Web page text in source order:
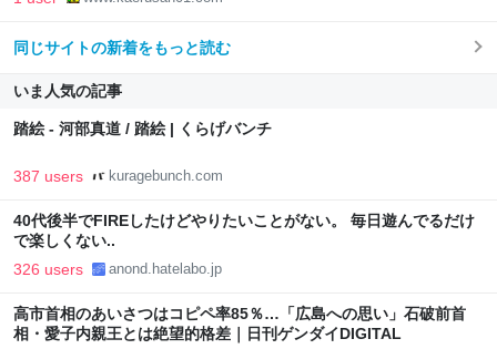
同じサイトの新着をもっと読む
いま人気の記事
踏絵 - 河部真道 / 踏絵 | くらげバンチ
387 users kuragebunch.com
40代後半でFIREしたけどやりたいことがない。 毎日遊んでるだけ
で楽しくない..
326 users anond.hatelabo.jp
高市首相のあいさつはコピペ率85％…「広島への思い」石破前首
相・愛子内親王とは絶望的格差｜日刊ゲンダイDIGITAL